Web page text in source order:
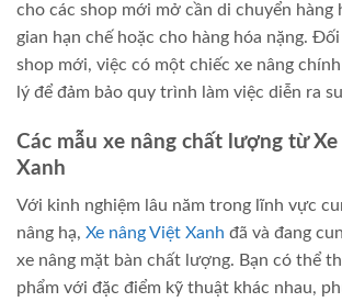
cho các shop mới mở cần di chuyển hàng
gian hạn chế hoặc cho hàng hóa nặng.
shop mới, việc có một chiếc xe nâng
lý để đảm bảo quy trình làm việc diễn ra
Các mẫu xe nâng chất lượng từ
Xanh
Với kinh nghiệm lâu năm trong lĩnh vực
nâng hạ, Xe nâng Việt Xanh đã và đang
xe nâng mặt bàn chất lượng. Bạn có thể
phẩm với đặc điểm kỹ thuật khác nhau,